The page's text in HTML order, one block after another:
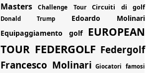
Masters
Challenge Tour Circuiti di golf
Donald Trump
Edoardo Molinari
Equipaggiamento golf
EUROPEAN
TOUR FEDERGOLF Federgolf
Francesco Molinari Giocatori famosi